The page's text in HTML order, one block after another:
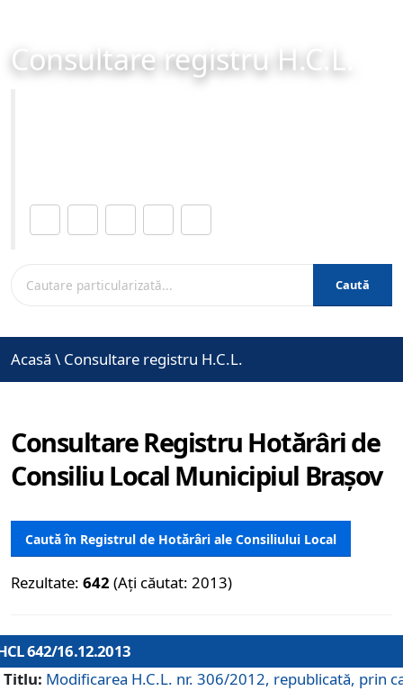
Consultare registru H.C.L.
Caută
Acasă \ Consultare registru H.C.L.
Consultare Registru Hotărâri de
Consiliu Local Municipiul Brașov
Caută în Registrul de Hotărâri ale Consiliului Local
Rezultate: 642 (Ați căutat: 2013)
642/16.12.2013
Titlu: Modificarea H.C.L. nr. 306/2012, republicată, prin